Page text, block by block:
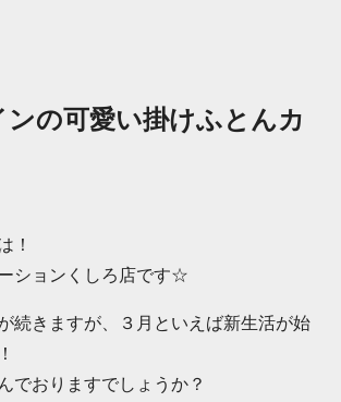
の可愛い掛けふとんカ
！
ションくしろ店です☆
続きますが、３月といえば新生活が始
でおりますでしょうか？